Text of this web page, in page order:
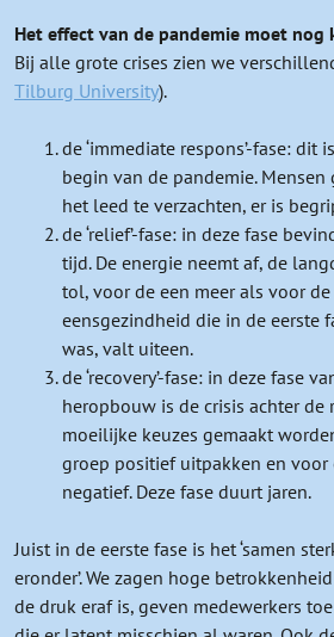
Het effect van de pandemie moet nog
Bij alle grote crises zien we
Tilburg University).
de ‘immediate respons’-fase: dit
begin van de pandemie.
het leed te verzachten, er is
de ‘relief’-fase: in deze fase
tijd. De energie neemt af, de
tol, voor de een meer als voor de
eensgezindheid die in de eerste
was, valt uiteen.
de ‘recovery’-fase: in deze fase
heropbouw is de crisis achter de
moeilijke keuzes gemaakt
groep positief uitpakken en voor
negatief. Deze fase duurt jaren.
Juist in de eerste fase is het ‘samen
eronder’. We zagen hoge
de druk eraf is, geven medewerkers